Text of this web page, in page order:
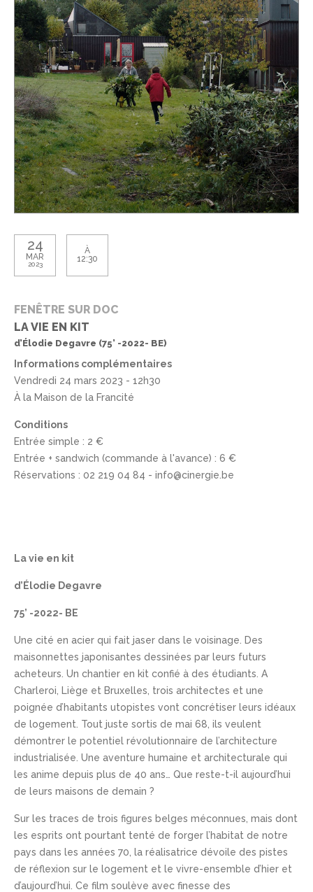
24
MAR
2023
À
12:30
FENÊTRE SUR DOC
LA VIE EN KIT
d’Élodie Degavre (75’ -2022- BE)
Informations complémentaires
Vendredi 24 mars 2023 - 12h30
À la Maison de la Francité
Conditions
Entrée simple : 2 €
Entrée + sandwich (commande à l'avance) : 6 €
Réservations : 02 219 04 84 - info@cinergie.be
La vie en kit
d’Élodie Degavre
75’ -2022- BE
Une cité en acier qui fait jaser dans le voisinage. Des
maisonnettes japonisantes dessinées par leurs futurs
acheteurs. Un chantier en kit confié à des étudiants. A
Charleroi, Liège et Bruxelles, trois architectes et une
poignée d’habitants utopistes vont concrétiser leurs idéaux
de logement. Tout juste sortis de mai 68, ils veulent
démontrer le potentiel révolutionnaire de l’architecture
industrialisée. Une aventure humaine et architecturale qui
les anime depuis plus de 40 ans… Que reste-t-il aujourd’hui
de leurs maisons de demain ?
Sur les traces de trois figures belges méconnues, mais dont
les esprits ont pourtant tenté de forger l’habitat de notre
pays dans les années 70, la réalisatrice dévoile des pistes
de réflexion sur le logement et le vivre-ensemble d’hier et
d’aujourd’hui. Ce film soulève avec finesse des